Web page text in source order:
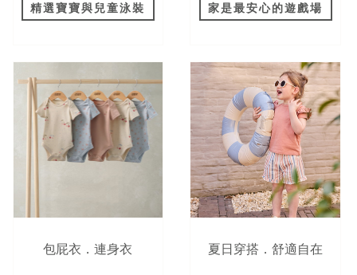
精選寶寶與兒童泳裝 家是最安心的遊戲場
包屁衣．連身衣 夏日穿搭．舒適自在